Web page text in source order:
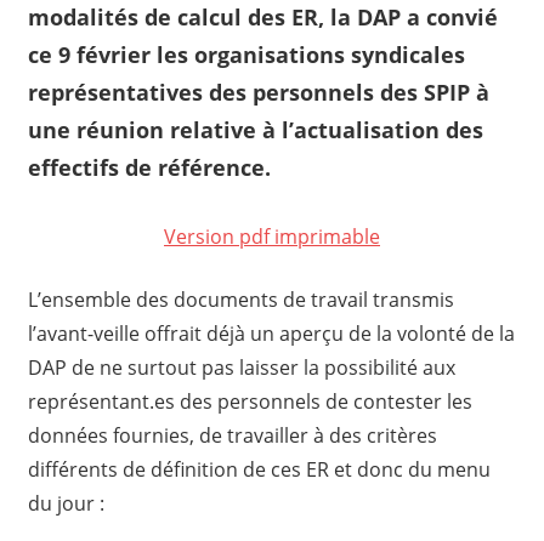
modalités de calcul des ER, la DAP a convié
ce 9 février les organisations syndicales
représentatives des personnels des SPIP à
une réunion relative à l’actualisation des
effectifs de référence.
Version pdf imprimable
L’ensemble des documents de travail transmis
l’avant-veille offrait déjà un aperçu de la volonté de la
DAP de ne surtout pas laisser la possibilité aux
représentant.es des personnels de contester les
données fournies, de travailler à des critères
différents de définition de ces ER et donc du menu
du jour :